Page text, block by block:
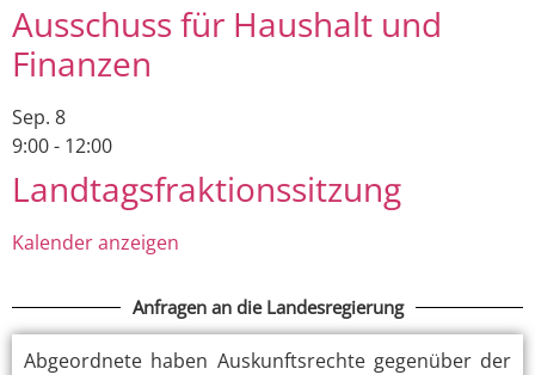
Ausschuss für Haushalt und
Finanzen
Sep. 8
9:00- 12:00
Landtagsfraktionssitzung
Kalender anzeigen
Anfragen an die Landesregierung
Abgeordnete haben Auskunftsrechte gegenüber der